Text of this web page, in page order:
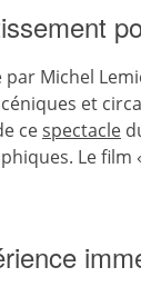
par Michel
et
cespectacle
Le film